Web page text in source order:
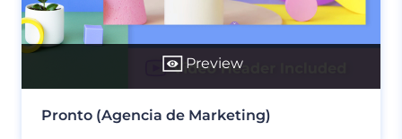
Preview
Pronto (Agencia de Marketing)